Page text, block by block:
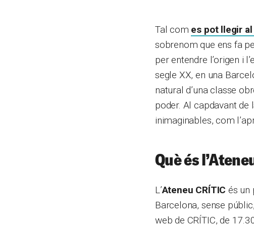
Tal com es pot llegir al
sobrenom que ens fa
per entendre l’origen i
segle XX, en una
natural d’una classe
poder. Al capdavant de
inimaginables, com
Què és
L’Ateneu CRÍTIC és un
Barcelona, sense
web de CRÍTIC, de